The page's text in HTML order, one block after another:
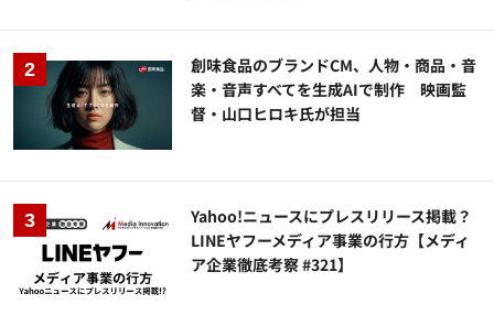
創味食品のブランドCM、人物・商品・音
楽・音声すべてを生成AIで制作 映画監
督・山口ヒロキ氏が担当
Yahoo!ニュースにプレスリリース掲載？
LINEヤフーメディア事業の行方【メディ
ア企業徹底考察 #321】